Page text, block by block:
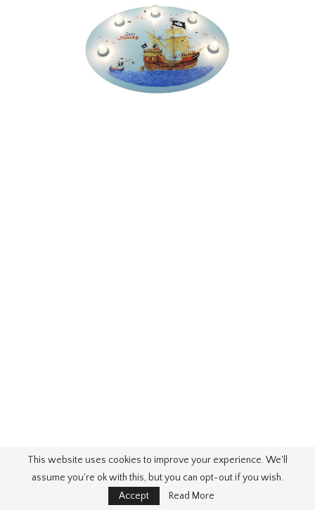
This website uses cookies to improve your experience. We'll
assume you're ok with this, but you can opt-out if you wish.
Accept
Read More